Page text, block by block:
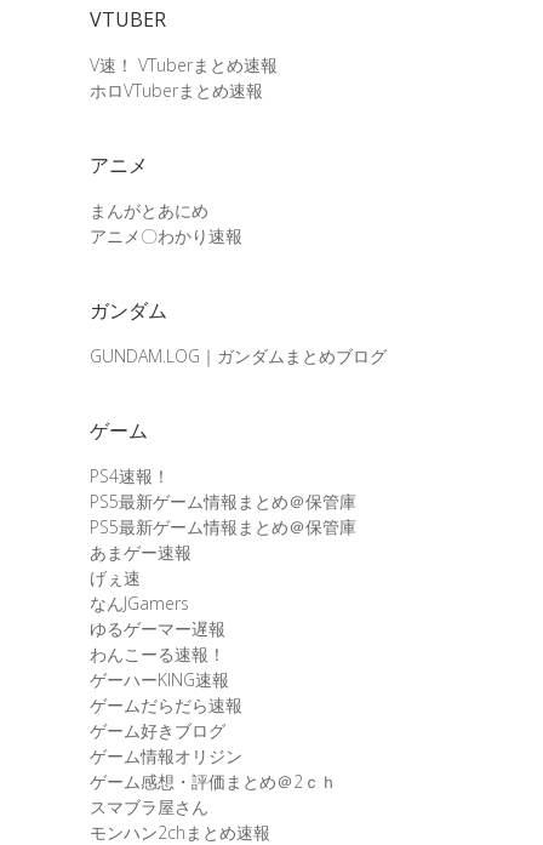
VTUBER
V速！ VTuberまとめ速報
ホロVTuberまとめ速報
アニメ
まんがとあにめ
アニメ〇わかり速報
ガンダム
GUNDAM.LOG｜ガンダムまとめブログ
ゲーム
PS4速報！
PS5最新ゲーム情報まとめ＠保管庫
PS5最新ゲーム情報まとめ＠保管庫
あまゲー速報
げぇ速
なんJGamers
ゆるゲーマー遅報
わんこーる速報！
ゲーハーKING速報
ゲームだらだら速報
ゲーム好きブログ
ゲーム情報オリジン
ゲーム感想・評価まとめ＠2ｃｈ
スマブラ屋さん
モンハン2chまとめ速報